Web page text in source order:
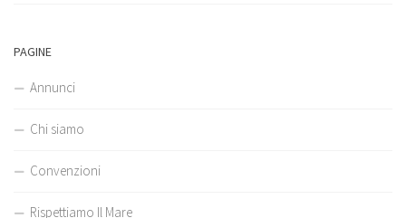
PAGINE
Annunci
Chi siamo
Convenzioni
Rispettiamo Il Mare